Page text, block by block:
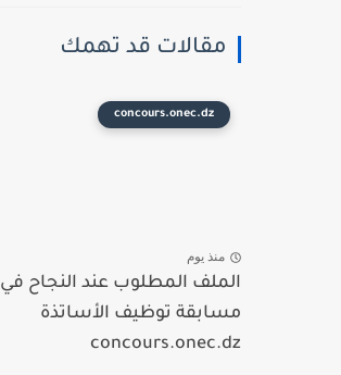
مقالات قد تهمك
concours.onec.dz
منذ يوم
الملف المطلوب عند النجاح في
مسابقة توظيف الأساتذة
concours.onec.dz